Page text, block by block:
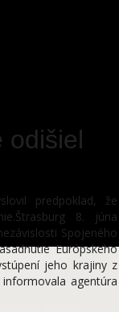
odišiel
predpoklad, že
8. júna
Spojeného
Európskeho
jeho krajiny z
agentúra